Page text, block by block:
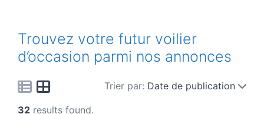
Trouvez votre futur voilier
d’occasion parmi nos annonces
Trier par: Date de publication
32 results found.